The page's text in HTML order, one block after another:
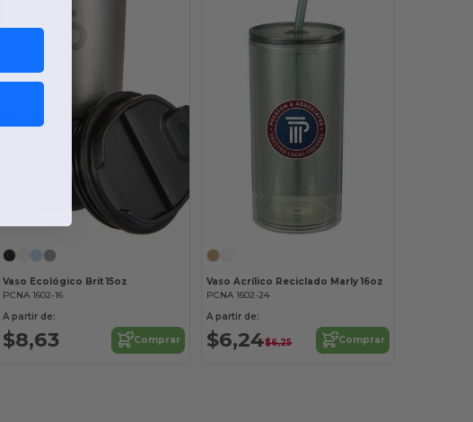
Vaso Ecológico Brit 15oz
PCNA 1602-16
A partir de:
$8,63 Comprar
Vaso Acrílico Reciclado Marly 16oz
PCNA 1602-24
A partir de:
$6,24$6,25 Comprar